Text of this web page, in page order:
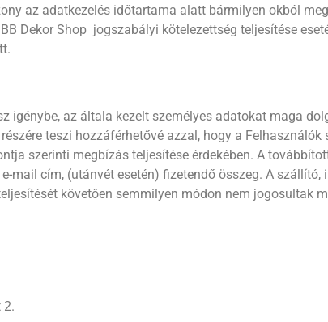
az adatkezelés időtartama alatt bármilyen okból
Dekor Shop jogszabályi kötelezettség teljesítése
igénybe, az általa kezelt személyes adatokat maga
teszi hozzáférhetővé azzal, hogy a
szerinti megbízás teljesítése érdekében. A
mail cím, (utánvét esetén) fizetendő összeg. A
követően semmilyen módon nem jogosultak
2.